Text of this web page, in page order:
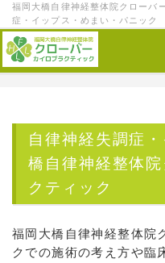
福岡大橋自律神経整体院クローバ
症・イップス・めまい・パニック
自律神経失調症
橋自律神経整体
クティック
福岡大橋自律神経整体院
クでの施術の考え方や臨